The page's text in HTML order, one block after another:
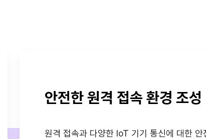
안전한 원격 접속 환경 조성
원격 접속과 다양한 IoT 기기 통신에 대한 안